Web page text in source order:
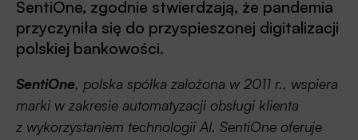
SentiOne, zgodnie stwierdzają, że pandemia
przyczyniła się do przyspieszonej digitalizacji
polskiej bankowości.
SentiOne, polska spółka założona w 2011 r., wspiera
marki w zakresie automatyzacji obsługi klienta
z wykorzystaniem technologii AI. SentiOne oferuje